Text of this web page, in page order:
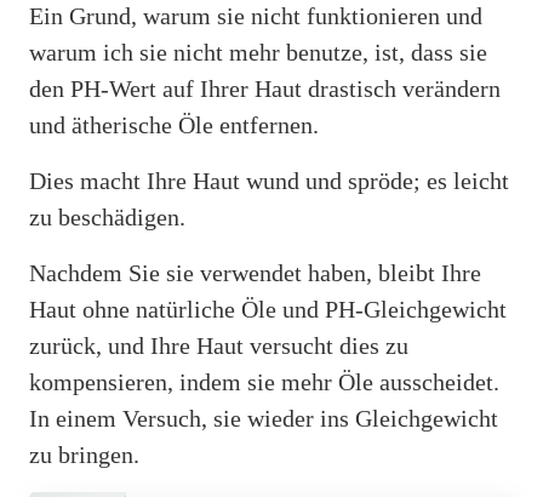
Ein Grund, warum sie nicht funktionieren und
warum ich sie nicht mehr benutze, ist, dass sie
den PH-Wert auf Ihrer Haut drastisch verändern
und ätherische Öle entfernen.
Dies macht Ihre Haut wund und spröde; es leicht
zu beschädigen.
Nachdem Sie sie verwendet haben, bleibt Ihre
Haut ohne natürliche Öle und PH-Gleichgewicht
zurück, und Ihre Haut versucht dies zu
kompensieren, indem sie mehr Öle ausscheidet.
In einem Versuch, sie wieder ins Gleichgewicht
zu bringen.